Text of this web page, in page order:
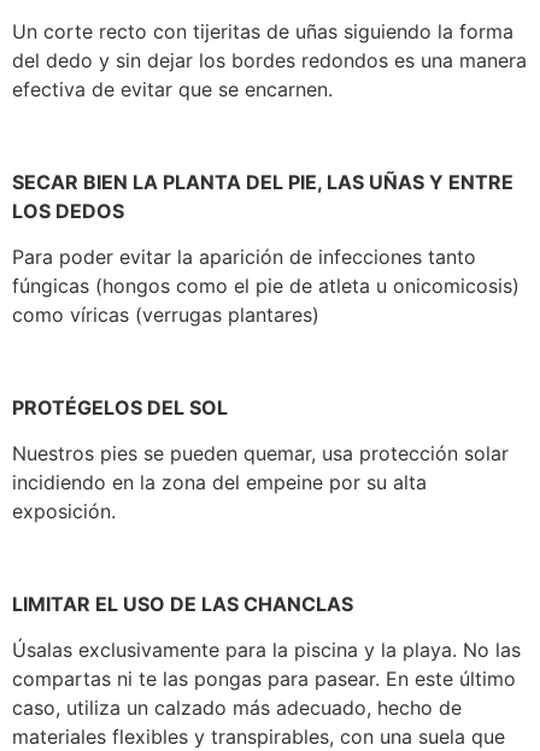
Un corte recto con tijeritas de uñas siguiendo la forma
del dedo y sin dejar los bordes redondos es una manera
efectiva de evitar que se encarnen.
SECAR BIEN LA PLANTA DEL PIE, LAS UÑAS Y ENTRE
LOS DEDOS
Para poder evitar la aparición de infecciones tanto
fúngicas (hongos como el pie de atleta u onicomicosis)
como víricas (verrugas plantares)
PROTÉGELOS DEL SOL
Nuestros pies se pueden quemar, usa protección solar
incidiendo en la zona del empeine por su alta
exposición.
LIMITAR EL USO DE LAS CHANCLAS
Úsalas exclusivamente para la piscina y la playa. No las
compartas ni te las pongas para pasear. En este último
caso, utiliza un calzado más adecuado, hecho de
materiales flexibles y transpirables, con una suela que